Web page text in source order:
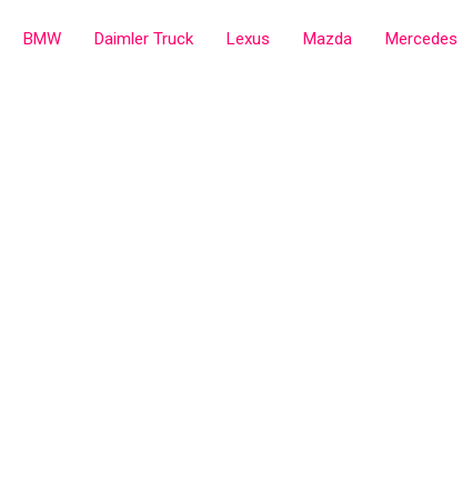
BMW Daimler Truck Lexus Mazda Mercedes